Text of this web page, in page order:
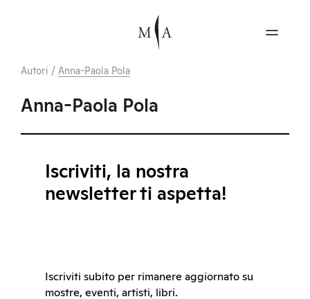
Autori / Anna-Paola Pola
Anna-Paola Pola
Iscriviti, la nostra
newsletter ti aspetta!
Iscriviti subito per rimanere aggiornato su
mostre, eventi, artisti, libri.